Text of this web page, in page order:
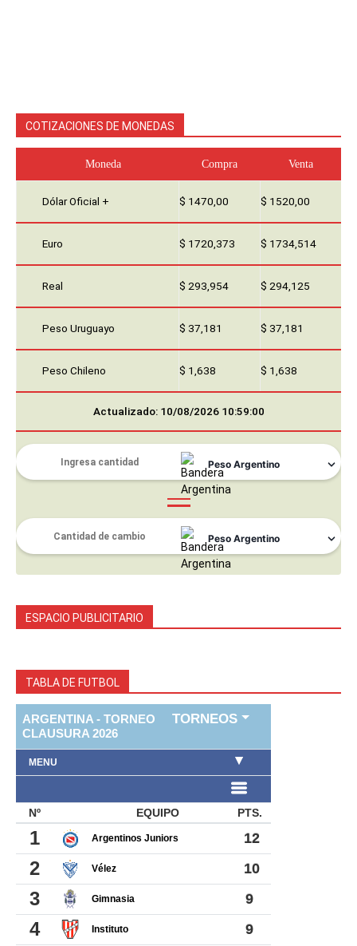
COTIZACIONES DE MONEDAS
Moneda Compra Venta
Dólar Oficial + $ 1470,00 $ 1520,00
Euro $ 1720,373 $ 1734,514
Real $ 293,954 $ 294,125
Peso Uruguayo $ 37,181 $ 37,181
Peso Chileno $ 1,638 $ 1,638
Actualizado: 10/08/2026 10:59:00
ESPACIO PUBLICITARIO
TABLA DE FUTBOL